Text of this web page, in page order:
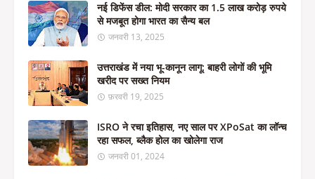
नई डिफेंस डील: मोदी सरकार का 1.5 लाख करोड़ रुपये
से मजबूत होगा भारत का सैन्य बल
जनवरी 13, 2025
उत्तराखंड में नया भू-कानून लागू: बाहरी लोगों की भूमि
खरीद पर सख्त नियम
फ़रवरी 19, 2025
ISRO ने रचा इतिहास, नए साल पर XPoSat का लॉन्च
रहा सफल, ब्लैक होल का खोलेगा राज
जनवरी 01, 2024